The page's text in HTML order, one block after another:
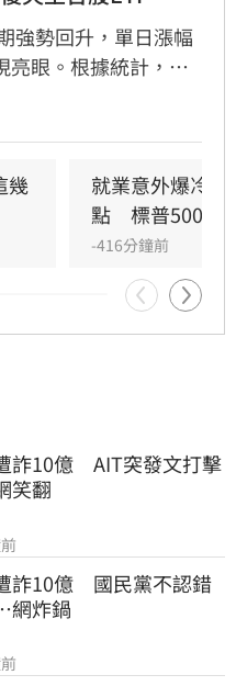
強勢回升，單日漲幅
亮眼。根據統計，共
失土並創下波段新
動野村臺灣優選與中信
。法人分析，儘管大
策略與資金輪動，相
漲能力。展望後市，
，台廠供應鏈動能依
散佈局策略，適度控
波動，追求時間帶
幾
就業意外爆冷
點　標普500新
-416分鐘前
詐10億　AIT突發文打擊
笑翻
詐10億　國民黨不認錯
網炸鍋